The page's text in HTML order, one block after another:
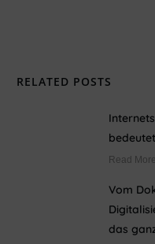
RELATED POSTS
Read More
Vom
das